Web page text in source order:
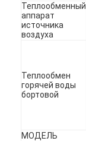
Теплообменный
аппарат
источника
воздуха
Теплообмен
горячей воды
бортовой
МОДЕЛЬ